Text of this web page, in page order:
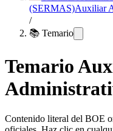
(SERMAS)Auxiliar
/
📚 Temario
Temario
Contenido literal del BOE